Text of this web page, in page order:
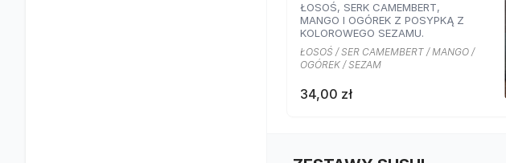
ŁOSOŚ, SERK CAMEMBERT,
MANGO I OGÓREK Z POSYPKĄ Z
KOLOROWEGO SEZAMU.
ŁOSOŚ / SER CAMEMBERT / MANGO /
OGÓREK / SEZAM
34,00 zł